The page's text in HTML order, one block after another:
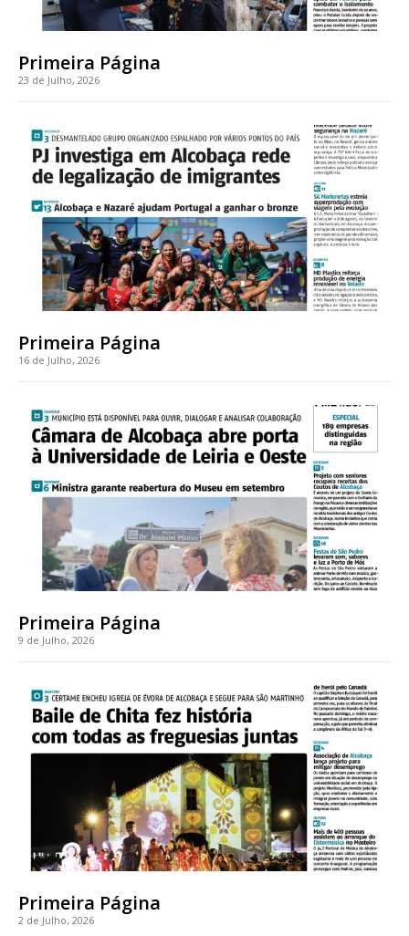
casa
Acesso ao conteúdo online
Acesso aos conteúdos Exclusivos para
assinantes
Escolha o plano
ASSINATURA
DIGITAL ANUAL
16€
Acesso ao conteúdo online
Acesso aos conteúdos Exclusivos para
assinantes
Ofertas para assinatura anual
Escolha o plano
Primeira Página
23 de Julho, 2026
Primeira Página
16 de Julho, 2026
Primeira Página
9 de Julho, 2026
Primeira Página
2 de Julho, 2026